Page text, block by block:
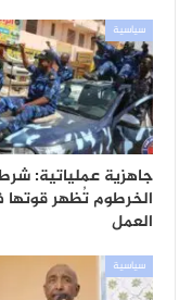
سياسية
جاهزية عملياتية:
الخرطوم تُظهر
العمل
سياسية